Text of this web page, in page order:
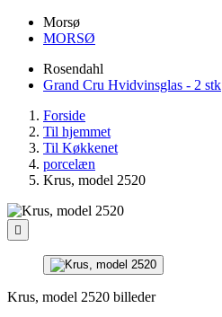
Morsø
MORSØ
Rosendahl
Grand Cru Hvidvinsglas - 2 stk
Forside
Til hjemmet
Til Køkkenet
porcelæn
Krus, model 2520

Krus, model 2520 billeder